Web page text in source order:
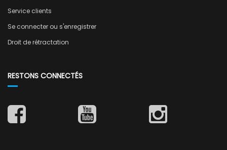
Service clients
Se connecter ou s'enregistrer
Droit de rétractation
RESTONS CONNECTÉS